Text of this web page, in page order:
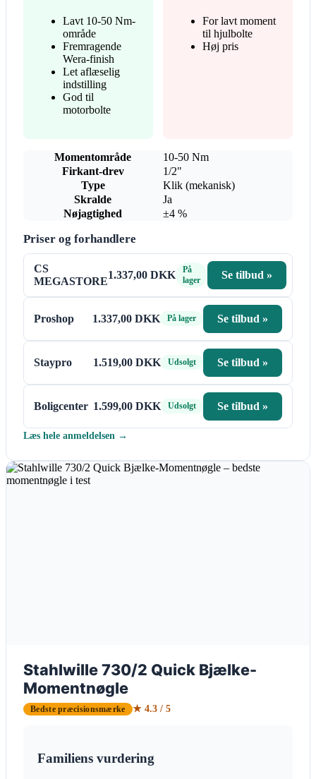
Lavt 10-50 Nm-
område
Fremragende
Wera-finish
Let aflæselig
indstilling
God til
motorbolte
For lavt moment
til hjulbolte
Høj pris
Momentområde
10-50 Nm
Firkant-drev
1/2"
Type
Klik (mekanisk)
Skralde
Ja
Nøjagtighed
±4 %
Priser og forhandlere
CS
MEGASTORE
1.337,00 DKK
På
lager
Se tilbud »
Proshop 1.337,00 DKK På lager Se tilbud »
Staypro 1.519,00 DKK Udsolgt Se tilbud »
Boligcenter 1.599,00 DKK Udsolgt Se tilbud »
Læs hele anmeldelsen →
Stahlwille 730/2 Quick Bjælke-
Momentnøgle
Bedste præcisionsmærke ★ 4.3 / 5
Familiens vurdering